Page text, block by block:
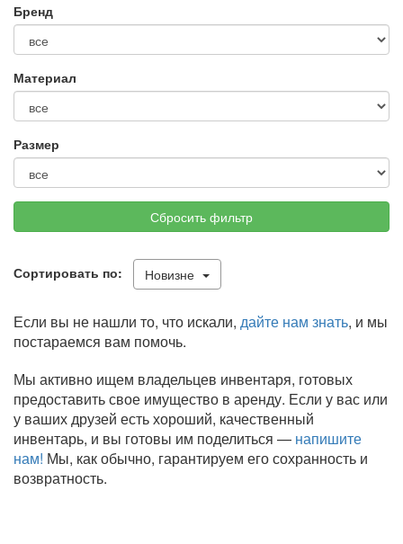
Бренд
Материал
Размер
Сбросить фильтр
Сортировать по: Новизне
Если вы не нашли то, что искали, дайте нам знать, и мы
постараемся вам помочь.
Мы активно ищем владельцев инвентаря, готовых
предоставить свое имущество в аренду. Если у вас или
у ваших друзей есть хороший, качественный
инвентарь, и вы готовы им поделиться — напишите
нам! Мы, как обычно, гарантируем его сохранность и
возвратность.